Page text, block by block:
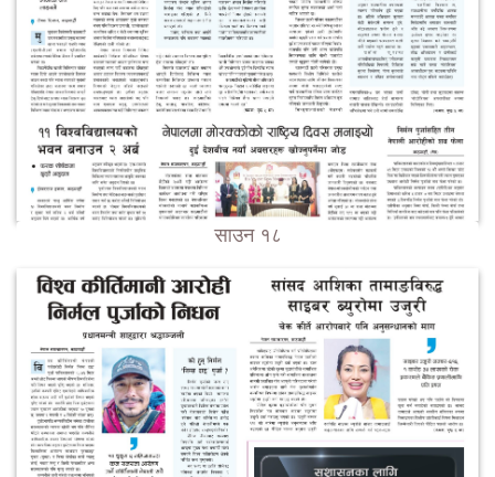
साउन १८